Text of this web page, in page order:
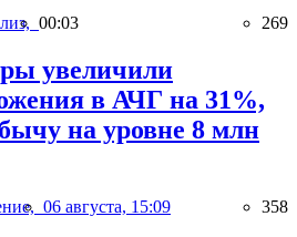
00:03 269
увеличили
в АЧГ на 31%,
на уровне 8 млн
06 августа, 15:09 358